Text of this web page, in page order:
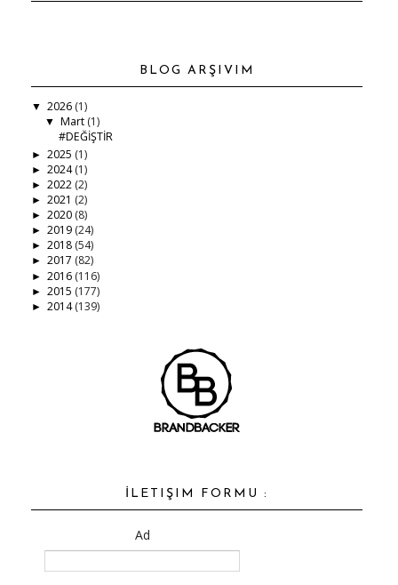
BLOG ARŞIVIM
▼ 2026 (1)
▼ Mart (1)
#DEĞİŞTİR
► 2025 (1)
► 2024(1)
► 2022 (2)
► 2021 (2)
► 2020 (8)
► 2019 (24)
► 2018 (54)
► 2017 (82)
► 2016 (116)
► 2015 (177)
► 2014(139)
İLETIŞIM FORMU :
Ad